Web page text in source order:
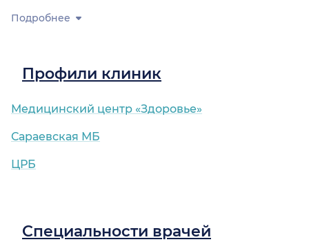
Подробнее
Профили клиник
Медицинский центр «Здоровье»
Сараевская МБ
ЦРБ
Специальности врачей